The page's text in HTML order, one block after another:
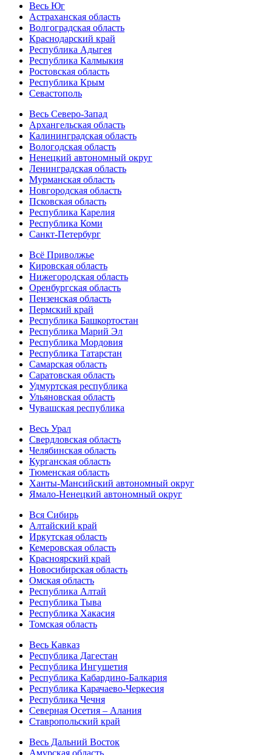
Весь Юг
Астраханская область
Волгоградская область
Краснодарский край
Республика Адыгея
Республика Калмыкия
Ростовская область
Республика Крым
Севастополь
Весь Северо-Запад
Архангельская область
Калининградская область
Вологодская область
Ненецкий автономный округ
Ленинградская область
Мурманская область
Новгородская область
Псковская область
Республика Карелия
Республика Коми
Санкт-Петербург
Всё Приволжье
Кировская область
Нижегородская область
Оренбургская область
Пензенская область
Пермский край
Республика Башкортостан
Республика Марий Эл
Республика Мордовия
Республика Татарстан
Самарская область
Саратовская область
Удмуртская республика
Ульяновская область
Чувашская республика
Весь Урал
Свердловская область
Челябинская область
Курганская область
Тюменская область
Ханты-Мансийский автономный округ
Ямало-Ненецкий автономный округ
Вся Сибирь
Алтайский край
Иркутская область
Кемеровская область
Красноярский край
Новосибирская область
Омская область
Республика Алтай
Республика Тыва
Республика Хакасия
Томская область
Весь Кавказ
Республика Дагестан
Республика Ингушетия
Республика Кабардино-Балкария
Республика Карачаево-Черкесия
Республика Чечня
Северная Осетия – Алания
Ставропольский край
Весь Дальний Восток
Амурская область